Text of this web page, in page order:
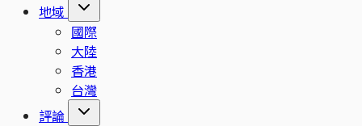
地域
國際
大陸
香港
台灣
評論